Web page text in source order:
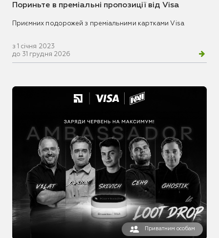
Пориньте в преміальні пропозиції від Visa
Приємних подорожей з преміальними картками Visa
з 1 січня 2023
до 31 грудня 2026
Приватним особам